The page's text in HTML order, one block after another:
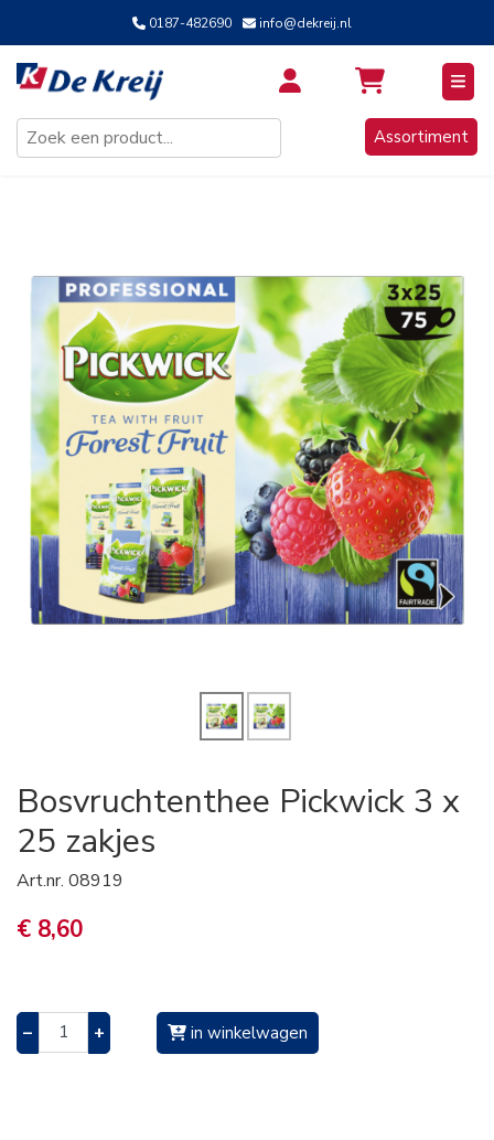
0187-482690 info@dekreij.nl
Inloggen / Aanmelden
Assortiment
Bosvruchtenthee Pickwick 3 x
25 zakjes
Art.nr. 08919
€ 8,60
– + in winkelwagen